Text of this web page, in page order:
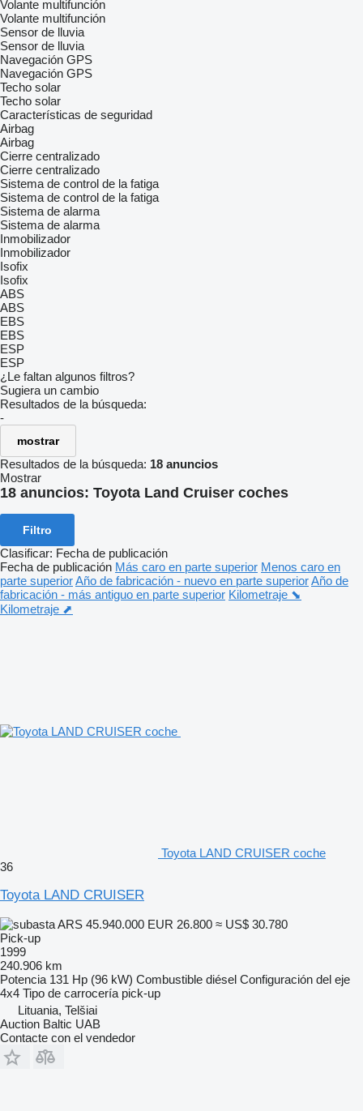
Volante multifunción
Volante multifunción
Sensor de lluvia
Sensor de lluvia
Navegación GPS
Navegación GPS
Techo solar
Techo solar
Características de seguridad
Airbag
Airbag
Cierre centralizado
Cierre centralizado
Sistema de control de la fatiga
Sistema de control de la fatiga
Sistema de alarma
Sistema de alarma
Inmobilizador
Inmobilizador
Isofix
Isofix
ABS
ABS
EBS
EBS
ESP
ESP
¿Le faltan algunos filtros?
Sugiera un cambio
Resultados de la búsqueda:
-
mostrar
Resultados de la búsqueda: 18 anuncios
Mostrar
18 anuncios: Toyota Land Cruiser coches
Filtro
Clasificar: Fecha de publicación
Fecha de publicación Más caro en parte superior Menos caro en
parte superiorAño de fabricación - nuevo en parte superiorAño de
fabricación - más antiguo en parte superior Kilometraje ⬊
Kilometraje ⬈
Toyota LAND CRUISER coche
36
Toyota LAND CRUISER
ARS 45.940.000 EUR 26.800 ≈ US$ 30.780
Pick-up
1999
240.906 km
Potencia 131 Hp (96 kW) Combustible diésel Configuración del eje
4x4 Tipo de carrocería pick-up
Lituania, Telšiai
Auction Baltic UAB
Contacte con el vendedor